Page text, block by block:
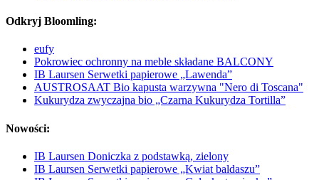
Odkryj Bloomling:
eufy
Pokrowiec ochronny na meble składane BALCONY
IB Laursen Serwetki papierowe „Lawenda”
AUSTROSAAT Bio kapusta warzywna "Nero di Toscana"
Kukurydza zwyczajna bio „Czarna Kukurydza Tortilla”
Nowości:
IB Laursen Doniczka z podstawką, zielony
IB Laursen Serwetki papierowe „Kwiat baldaszu”